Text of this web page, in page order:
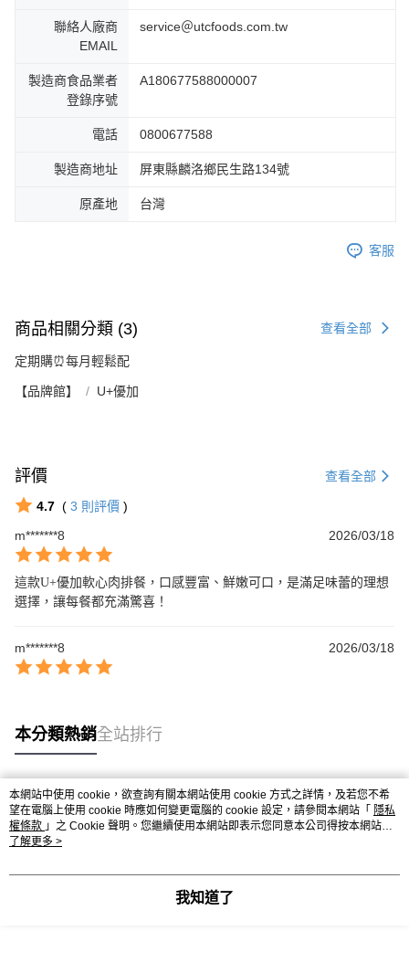
聯絡人廠商
EMAIL
service＠utcfoods.com.tw
製造商食品業者
登錄序號
A180677588000007
電話 0800677588
製造商地址 屏東縣麟洛鄉民生路134號
原產地 台灣
客服
商品相關分類 (3) 查看全部
定期購⏰每月輕鬆配
【品牌館】 U+優加
評價 查看全部
4.7 ( 3 則評價 )
m*******8
2026/03/18
這款U+優加軟心肉排餐，口感豐富、鮮嫩可口，是滿足味蕾的理想
選擇，讓每餐都充滿驚喜！
m*******8 2026/03/18
本分類熱銷全站排行
熱門標籤
本網站中使用 cookie，欲查詢有關本網站使用 cookie 方式之詳情，及若您不希
望在電腦上使用 cookie 時應如何變更電腦的 cookie 設定，請參閱本網站「 隱私
權條款 」之 Cookie 聲明。您繼續使用本網站即表示您同意本公司得按本網站使
用條款之 Cookie 聲明使用 cookie。
了解更多 >
我知道了